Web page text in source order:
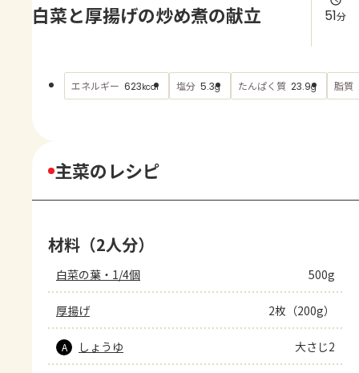
AJINOMOTO PARK とは
白菜と厚揚げの炒め煮の献立 51分
エネルギー 623kcal 塩分 5.3g たんぱく質 23.9g 脂質
主菜のレシピ
材料（2人分）
白菜の葉・1/4個 500g
厚揚げ 2枚（200g）
A しょうゆ 大さじ2